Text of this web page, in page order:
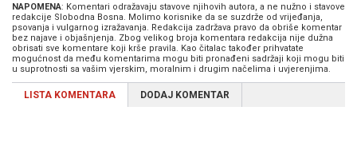
NAPOMENA: Komentari odražavaju stavove njihovih autora, a ne nužno i stavove
redakcije Slobodna Bosna. Molimo korisnike da se suzdrže od vrijeđanja,
psovanja i vulgarnog izražavanja. Redakcija zadržava pravo da obriše komentar
bez najave i objašnjenja. Zbog velikog broja komentara redakcija nije dužna
obrisati sve komentare koji krše pravila. Kao čitalac također prihvatate
mogućnost da među komentarima mogu biti pronađeni sadržaji koji mogu biti
u suprotnosti sa vašim vjerskim, moralnim i drugim načelima i uvjerenjima.
LISTA KOMENTARA DODAJ KOMENTAR